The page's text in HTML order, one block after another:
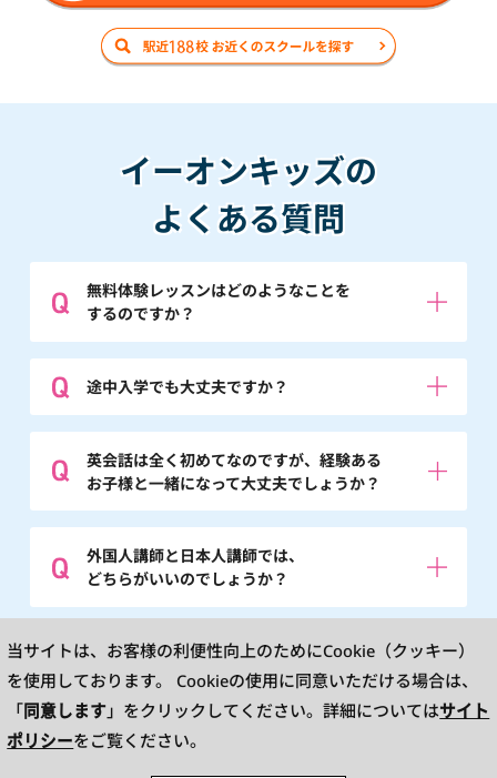
イーオンキッズの
よくある質問
無料体験レッスンはどのようなことを
するのですか？
途中入学でも大丈夫ですか？
英会話は全く初めてなのですが、経験ある
お子様と一緒になって大丈夫でしょうか？
外国人講師と日本人講師では、
どちらがいいのでしょうか？
このコンテンツは、公益財団法人 日本英語検定協会の承認や推奨、その他の検
※L&R means LISTENING AND READING.TOEIC is a registered trademark of
Educational Testing Service(ETS). This website is not endorsed or approved
by ETS.
当サイトは、お客様の利便性向上のためにCookie（クッキー）
を使用しております。
Cookieの使用に同意いただける場合は、
「同意します 」をクリックしてください。詳細についてはサイト
ポリシーをご覧ください。